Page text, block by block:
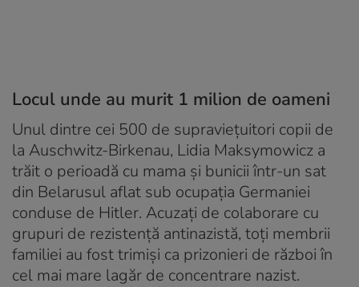
Locul unde au murit 1 milion de oameni
Unul dintre cei 500 de supraviețuitori copii de
la Auschwitz-Birkenau, Lidia Maksymowicz a
trăit o perioadă cu mama și bunicii într-un sat
din Belarusul aflat sub ocupația Germaniei
conduse de Hitler. Acuzați de colaborare cu
grupuri de rezistență antinazistă, toți membrii
familiei au fost trimiși ca prizonieri de război în
cel mai mare lagăr de concentrare nazist.